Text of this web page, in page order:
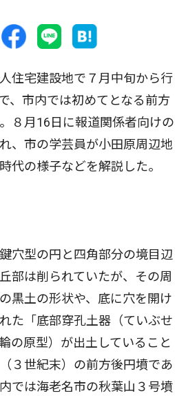
住宅建設地で７月中旬から行
、市内では初めてとなる前方
８月16日に報道関係者向けの
、市の学芸員が小田原周辺地
代の様子などを解説した。
穴型の円と四角部分の境目辺
部は削られていたが、その周
黒土の形状や、底に穴を開け
た「底部穿孔土器（ていぶせ
の原型）が出土していること
３世紀末）の前方後円墳であ
では海老名市の秋葉山３号墳